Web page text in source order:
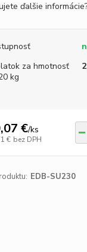
ďalšie
za hmotnosť
kg
€/ks
€ bez DPH
EDB-SU230